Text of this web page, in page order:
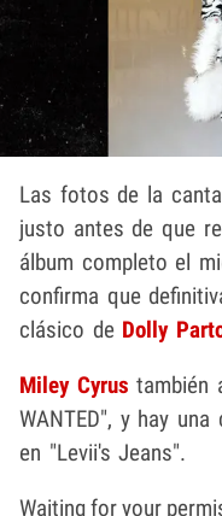
Las fotos de la
justo antes de que
álbum completo el
confirma que
clásico deDolly
Miley Cyrus también
WANTED", y hay
en "Levii's Jeans".
Waiting for your